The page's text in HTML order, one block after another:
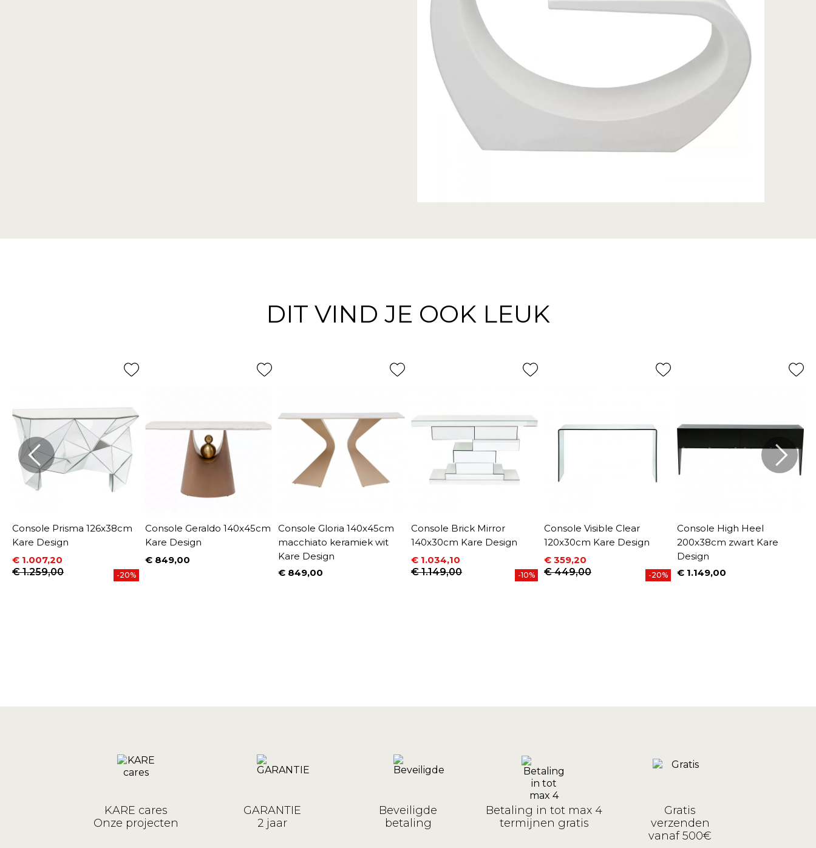
DIT VIND JE OOK LEUK
Console Prisma 126x38cm
Kare Design
Prijs
€ 1.007,20
Normale prijs
€ 1.259,00 -20%
Console Geraldo 140x45cm
Kare Design
Prijs
€ 849,00
Console Gloria 140x45cm
macchiato keramiek wit
Kare Design
Prijs
€ 849,00
Console Brick Mirror
140x30cm Kare Design
Prijs
€ 1.034,10
Normale prijs
€ 1.149,00 -10%
Console Visible Clear
120x30cm Kare Design
Prijs
€ 359,20
Normale prijs
€ 449,00 -20%
Console High Heel
200x38cm zwart Kare
Design
Prijs
€ 1.149,00
KARE cares
Onze projecten
GARANTIE
2 jaar
Beveiligde
betaling
Betaling in tot max 4
termijnen gratis
Gratis
verzenden
vanaf 500€